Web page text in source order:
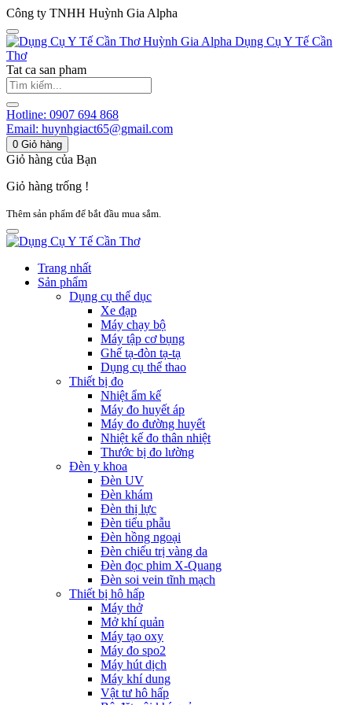
Công ty TNHH Huỳnh Gia Alpha
Huỳnh Gia Alpha Dụng Cụ Y Tế Cần
Thơ
Tat ca san pham
Hotline: 0907 694 868
Email: huynhgiact65@gmail.com
0 Giỏ hàng
Giỏ hàng của Bạn
Giỏ hàng trống !
Thêm sản phẩm để bắt đầu mua sắm.
Trang nhất
Sản phẩm
Dụng cụ thể dục
Xe đạp
Máy chạy bộ
Máy tập cơ bụng
Ghế tạ-đòn tạ-tạ
Dụng cụ thể thao
Thiết bị đo
Nhiệt ẩm kế
Máy đo huyết áp
Máy đo đường huyết
Nhiệt kế đo thân nhiệt
Thước bị đo lường
Đèn y khoa
Đèn UV
Đèn khám
Đèn thị lực
Đèn tiểu phẫu
Đèn hồng ngoại
Đèn chiếu trị vàng da
Đèn đọc phim X-Quang
Đèn soi vein tĩnh mạch
Thiết bị hô hấp
Máy thở
Mở khí quản
Máy tạo oxy
Máy đo spo2
Máy hút dịch
Máy khí dung
Vật tư hô hấp